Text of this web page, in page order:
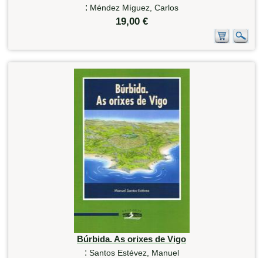
: Méndez Míguez, Carlos
19,00 €
Búrbida. As orixes de Vigo
: Santos Estévez, Manuel